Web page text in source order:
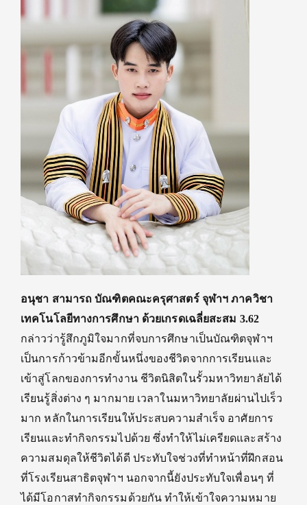
อนุชา สามารถ บัณฑิตคณะครุศาสตร์ จุฬาฯ ภาควิชา
เทคโนโลยีทางการศึกษา ด้วยเกรดเฉลี่ยสะสม 3.62
กล่าวว่ารู้สึกภูมิใจมากที่จบการศึกษาเป็นบัณฑิตจุฬาฯ
เป็นการก้าวข้ามอีกขั้นหนึ่งของชีวิตจากการเรียนและ
เข้าสู่โลกของการทำงาน ชีวิตนิสิตในรั้วมหาวิทยาลัยได้
เรียนรู้สิ่งต่าง ๆ มากมาย เวลาในมหาวิทยาลัยผ่านไปเร็ว
มาก หลักในการเรียนให้ประสบความสำเร็จ อาศัยการ
เรียนและทำกิจกรรมไปด้วย ซึ่งทำให้ไม่เครียดและ สร้าง
ความสมดุลให้ชีวิตได้ดี ประทับใจช่วงที่ทำหน้าที่ฝึกสอน
ที่โรงเรียนสาธิตจุฬาฯ นอกจากนี้ยังประทับใจเพื่อนๆ ที่
ได้มีโอกาสทำกิจกรรม ด้วยกัน ทำให้เข้าใจความหมาย